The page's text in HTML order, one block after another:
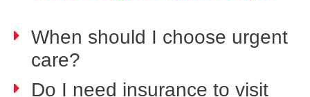
When should I choose urgent
care?
Do I need insurance to visit